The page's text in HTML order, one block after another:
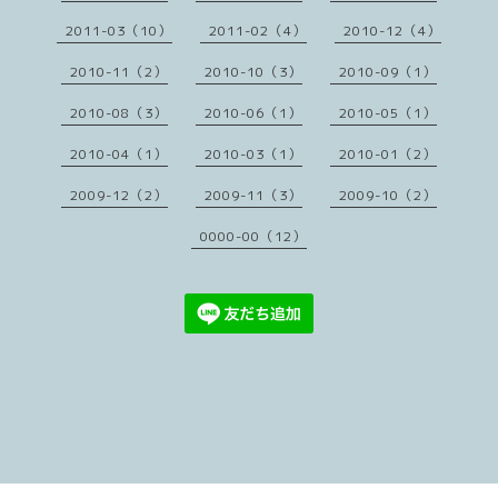
2011-03（10） 2011-02（4） 2010-12（4）
2010-11（2） 2010-10（3） 2010-09（1）
2010-08（3） 2010-06（1） 2010-05（1）
2010-04（1） 2010-03（1） 2010-01（2）
2009-12（2） 2009-11（3） 2009-10（2）
0000-00（12）